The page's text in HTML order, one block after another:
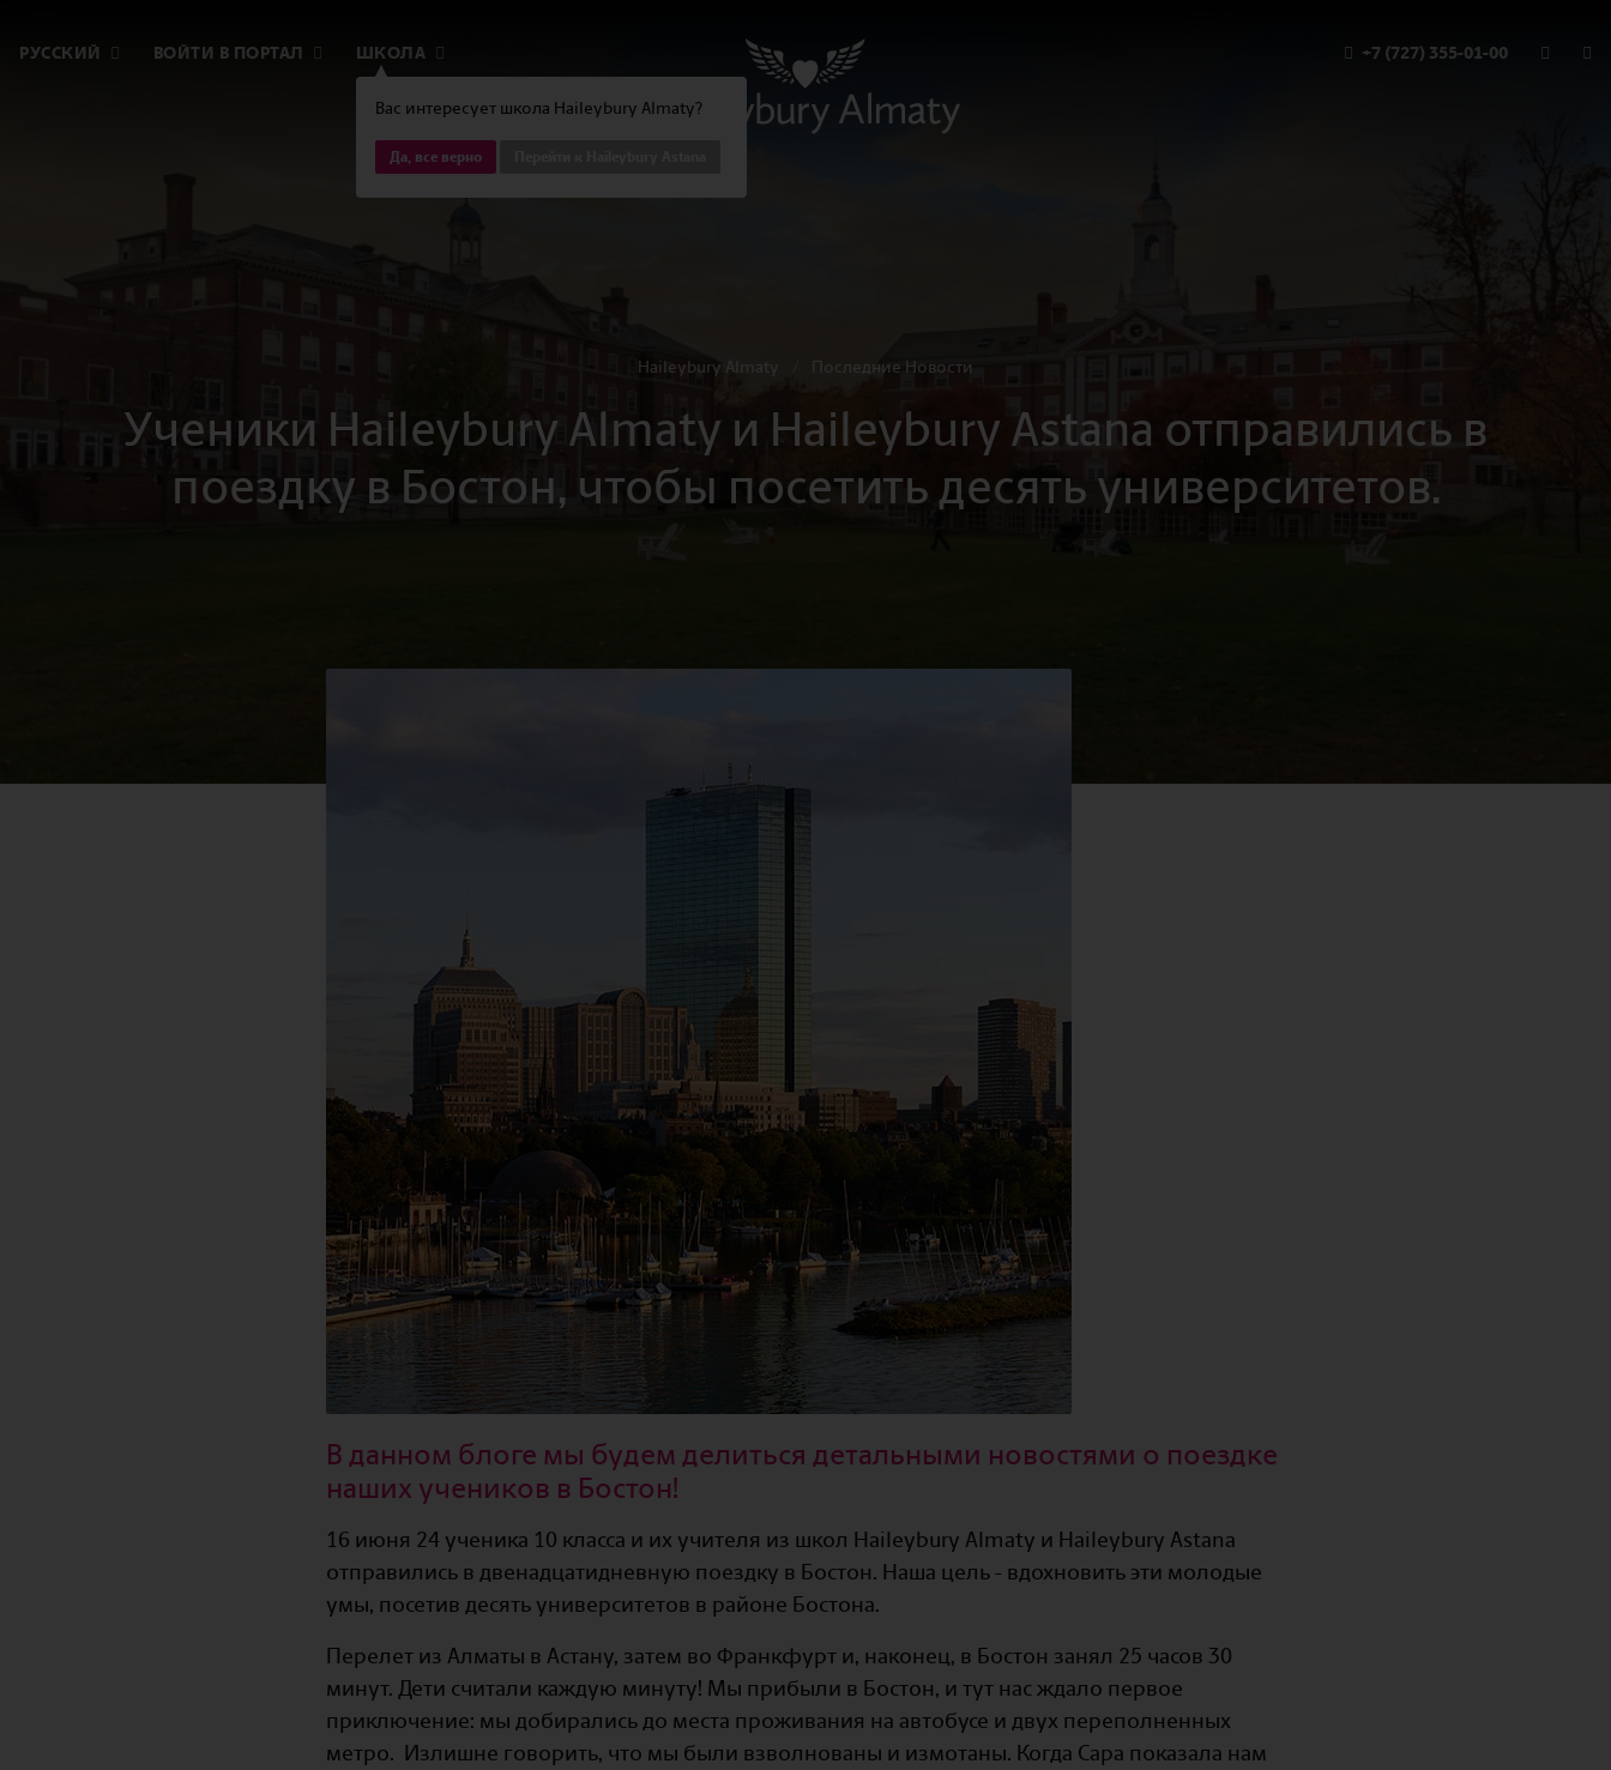
РУССКИЙ ВОЙТИ В ПОРТАЛ
Вас интересует школа Haileybury Almaty?
Да, все верно
ШКОЛА +7 (727) 355-01-00
Haileybury Almaty Последние Новости
Ученики Haileybury Almaty и Haileybury Astana отправились в
поездку в Бостон, чтобы посетить десять университетов.
В данном блоге мы будем делиться детальными новостями о поездке
наших учеников в Бостон!
16 июня 24 ученика 10 класса и их учителя из школ Haileybury Almaty и Haileybury Astana
отправились в двенадцатидневную поездку в Бостон. Наша цель - вдохновить эти молодые
умы, посетив десять университетов в районе Бостона.
Перелет из Алматы в Астану, затем во Франкфурт и, наконец, в Бостон занял 25 часов 30
минут. Дети считали каждую минуту! Мы прибыли в Бостон, и тут нас ждало первое
приключение: мы добирались до места проживания на автобусе и двух переполненных
метро. Излишне говорить, что мы были взволнованы и измотаны. Когда Сара показала нам